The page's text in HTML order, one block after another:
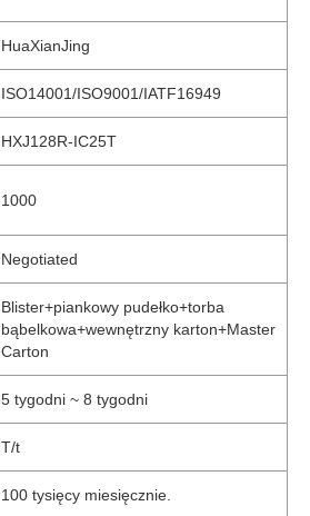
HuaXianJing
ISO14001/ISO9001/IATF16949
HXJ128R-IC25T
1000
Negotiated
Blister+piankowy pudełko+torba
bąbelkowa+wewnętrzny karton+Master
Carton
5 tygodni ~ 8 tygodni
T/t
100 tysięcy miesięcznie.